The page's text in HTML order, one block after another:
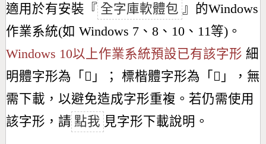
適用於有安裝『 全字庫軟體包 』的Windows
作業系統(如 Windows 7、8、10、11等)。
Windows 10以上作業系統預設已有該字形 細
明體字形為「 𧭪 」； 標楷體字形為「 𧭪 」，無
需下載，以避免造成字形重複。若仍需使用
該字形，請 點我 見字形下載說明。